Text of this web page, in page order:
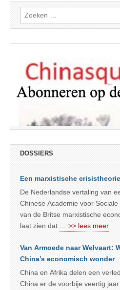
Zoeken
naar:
DOSSIERS
Een marxistische
De Nederlandse vertaling van
Chinese Academie voor
van de Britse marxistische
laat zien dat
… >> lees meer
Van Armoede naar Welvaart:
China’s economisch wonder
China en Afrika delen een
China er de voorbije veertig